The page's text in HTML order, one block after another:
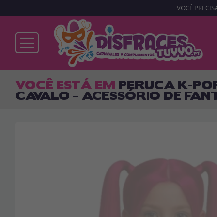
Já sou cliente
VOCÊ
VOCÊ ESTÁ EM PERUCA K-
CAVALO – ACESSÓRIO DE